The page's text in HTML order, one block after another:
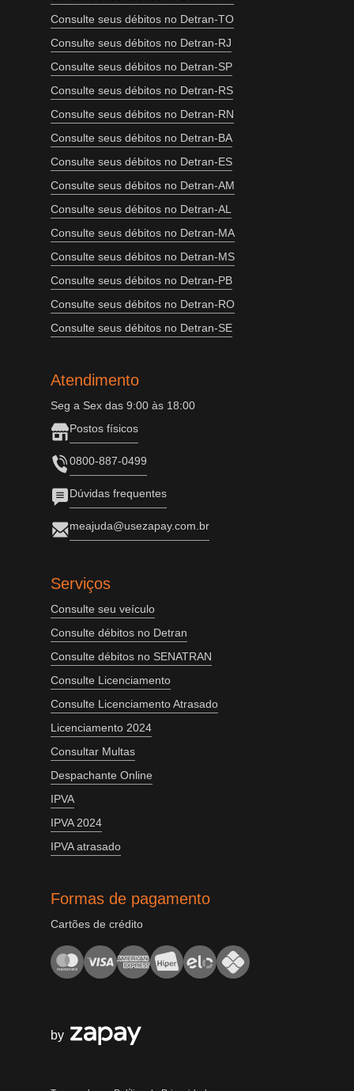
Consulte seus débitos no Detran-TO
Consulte seus débitos no Detran-RJ
Consulte seus débitos no Detran-SP
Consulte seus débitos no Detran-RS
Consulte seus débitos no Detran-RN
Consulte seus débitos no Detran-BA
Consulte seus débitos no Detran-ES
Consulte seus débitos no Detran-AM
Consulte seus débitos no Detran-AL
Consulte seus débitos no Detran-MA
Consulte seus débitos no Detran-MS
Consulte seus débitos no Detran-PB
Consulte seus débitos no Detran-RO
Consulte seus débitos no Detran-SE
Atendimento
Seg a Sex das 9:00 às 18:00
Postos físicos
0800-887-0499
Dúvidas frequentes
meajuda@usezapay.com.br
Serviços
Consulte seu veículo
Consulte débitos no Detran
Consulte débitos no SENATRAN
Consulte Licenciamento
Consulte Licenciamento Atrasado
Licenciamento 2024
Consultar Multas
Despachante Online
IPVA
IPVA 2024
IPVA atrasado
Formas de pagamento
Cartões de crédito
by